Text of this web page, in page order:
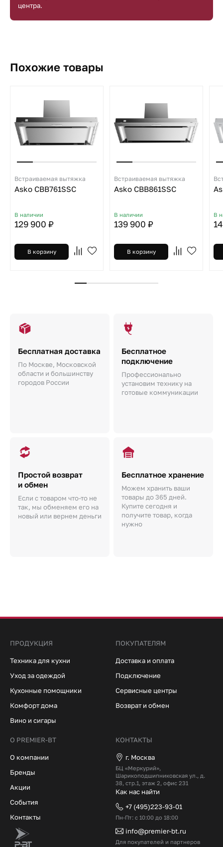
центра.
Похожие товары
Встраиваемая вытяжка
Asko CBB761SSC
В наличии
129 900 ₽
В корзину
Встраиваемая вытяжка
Asko CBB861SSC
В наличии
139 900 ₽
В корзину
В
Бесплатная доставка
По Москве, Московской
области и большинству
городов России
Бесплатное
подключение
Профессионально
установим технику на
готовые коммуникации
Простой возврат
и обмен
Если с товаром что-то не
так, мы обменяем его на
новый или вернем деньги
Бесплатное хранение
Можем хранить ваши
товары до 365 дней.
Купите сегодня и
получите товар, когда
нужно
ПРОДУКЦИЯ
Техника для кухни
Уход за одеждой
Кухонные помощники
Комфорт дома
Вино и сигары
ПОКУПАТЕЛЯМ
Доставка и оплата
Подключение
Сервисные центры
Возврат и обмен
О PREMIER-BT
О компании
Бренды
Акции
События
Контакты
КОНТАКТЫ
г. Москва
БЦ «Меркурий»,
Шарикоподшипниковская ул., д.
38, стр.1, этаж 2, офис 231
Как нас найти
+7 (495)223-93-01
Пн-Пт: с 10:00 до 18:00
info@premier-bt.ru
Для покупателей и партнеров